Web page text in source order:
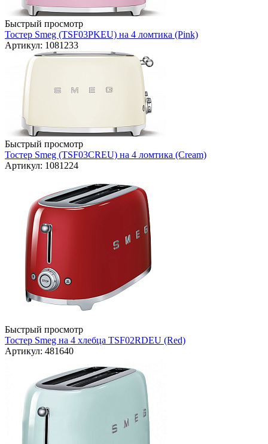
Быстрый просмотр
Тостер Smeg (TSF03PKEU) на 4 ломтика (Pink)
Артикул: 1081233
Быстрый просмотр
Тостер Smeg (TSF03CREU) на 4 ломтика (Cream)
Артикул: 1081224
Быстрый просмотр
Тостер Smeg на 4 хлебца TSF02RDEU (Red)
Артикул: 481640